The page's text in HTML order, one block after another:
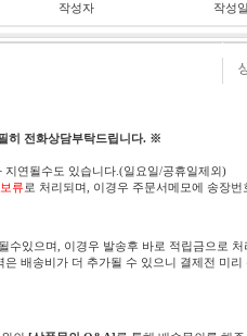
작성자 작성일
히 전화상담부탁드립니다. ※
연될수도 있습니다.(일요일/공휴일제외)
류로 처리되며, 이경우 주문서메모에 송장번
있으며, 이경우 발송후 바로 적립금으로 처
배송비가 더 추가될 수 있으니 결제전 미리